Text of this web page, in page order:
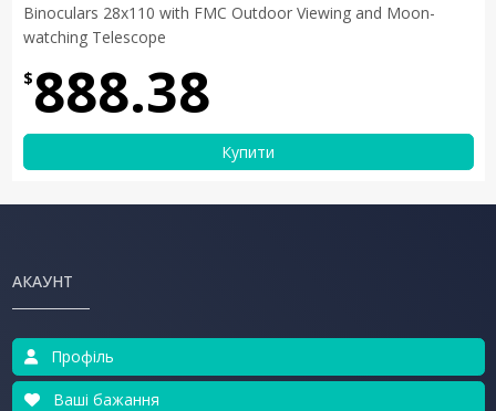
Binoculars 28x110 with FMC Outdoor Viewing and Moon-
watching Telescope
$888.38
Купити
АКАУНТ
Профіль
Ваші бажання